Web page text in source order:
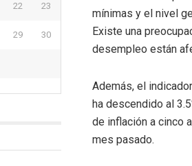
mínimas y el nivel
Existe una
desempleo están
Además, el
ha descendido al
de inflación a cinco
mes pasado.
22 23
29 30